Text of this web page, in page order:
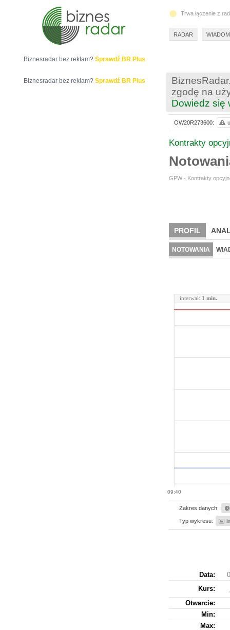
zgodę na
Dowiedz się
Kontrakty
GPW - Kontrakty
PROFIL
NOTOWANIA
09:40
interwał: 1 min.
Zakres danych:
Typ wykresu:
Data:
Kurs:
Otwarcie:
Min:
Max:
OW20R273600:
Biznesradar bez reklam? Sprawdź BR Plus
Biznesradar bez reklam? Sprawdź BR Plus
Trwa łączenie z
RADAR